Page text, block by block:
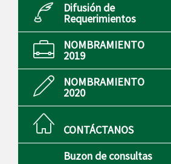
Difusión de
Requerimientos
NOMBRAMIENTO
2019
NOMBRAMIENTO
2020
CONTÁCTANOS
Buzon de consultas